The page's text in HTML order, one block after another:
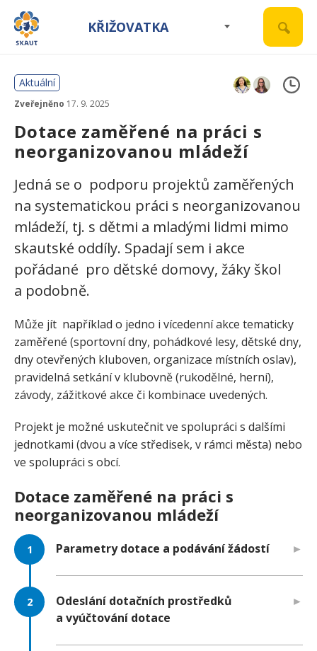
KŘIŽOVATKA
Aktuální
Zveřejněno 17. 9. 2025
Dotace zaměřené na práci s
neorganizovanou mládeží
Jedná se o podporu projektů zaměřených
na systematickou práci s neorganizovanou
mládeží, tj. s dětmi a mladými lidmi mimo
skautské oddíly. Spadají sem i akce
pořádané pro dětské domovy, žáky škol
a podobně.
Může jít například o jedno i vícedenní akce tematicky
zaměřené (sportovní dny, pohádkové lesy, dětské dny,
dny otevřených kluboven, organizace místních oslav),
pravidelná setkání v klubovně (rukodělné, herní),
závody, zážitkové akce či kombinace uvedených.
Projekt je možné uskutečnit ve spolupráci s dalšími
jednotkami (dvou a více středisek, v rámci města) nebo
ve spolupráci s obcí.
Dotace zaměřené na práci s
neorganizovanou mládeží
Parametry dotace a podávání žádostí
Odeslání dotačních prostředků
a vyúčtování dotace